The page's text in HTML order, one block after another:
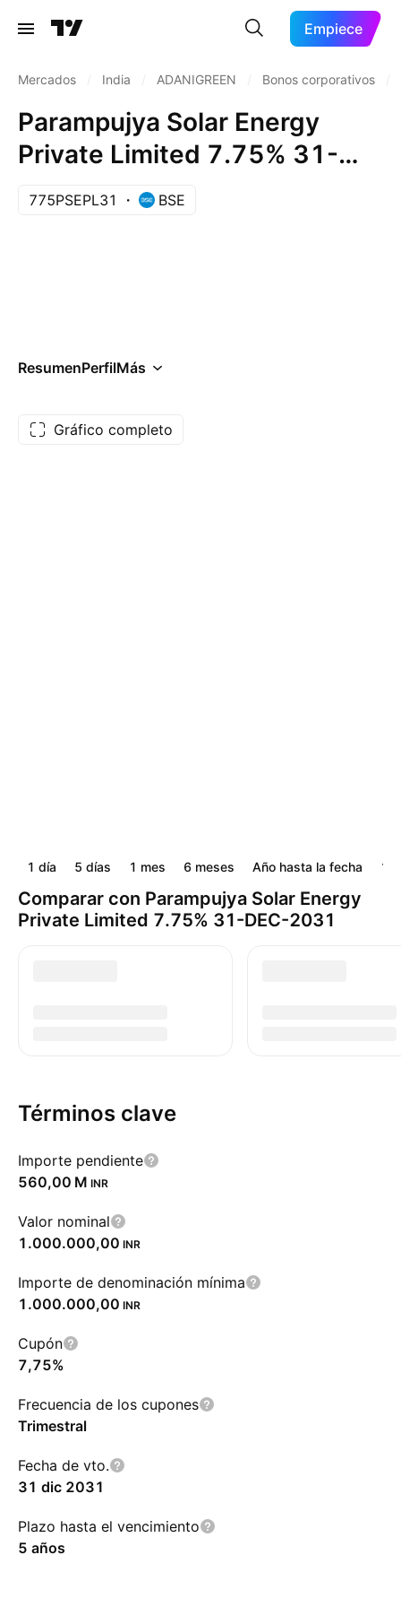
Empiece
Mercados India ADANIGREEN Bonos corporativos
Parampujya Solar Energy
Private Limited 7.75% 31-
DEC-2031
775PSEPL31 BSE
ResumenPerfilMás
Gráfico completo
1 día 5 días 1 mes 6 meses Año hasta la fecha 1
Comparar con Parampujya Solar Energy
Private Limited 7.75% 31-DEC-2031
Términos clave
Importe pendiente
‪560,00 M‬ INR
Valor nominal
1.000.000,00 INR
Importe de denominación mínima
1.000.000,00 INR
Cupón
7,75%
Frecuencia de los cupones
Trimestral
Fecha de vto.
31 dic 2031
Plazo hasta el vencimiento
5 años